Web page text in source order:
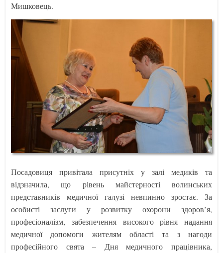
Мишковець.
Посадовиця привітала присутніх у залі медиків та
відзначила, що рівень майстерності волинських
представників медичної галузі невпинно зростає. За
особисті заслуги у розвитку охорони здоров’я,
професіоналізм, забезпечення високого рівня надання
медичної допомоги жителям області та з нагоди
професійного свята – Дня медичного працівника,